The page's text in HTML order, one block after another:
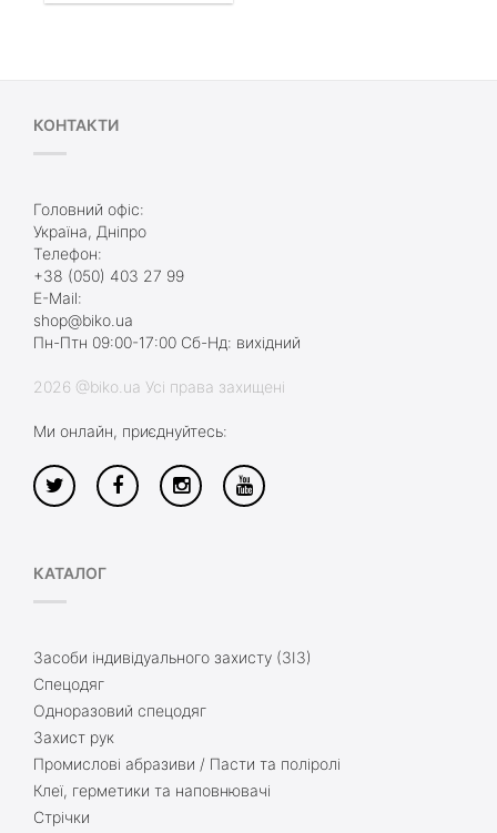
КОНТАКТИ
Головний офіс:
Україна, Дніпро
Телефон:
+38 (050) 403 27 99
E-Mail:
shop@biko.ua
Пн-Птн 09:00-17:00 Сб-Нд: вихідний
2026 @biko.ua Усі права захищені
Ми онлайн, приєднуйтесь:
КАТАЛОГ
Засоби індивідуального захисту (ЗІЗ)
Спецодяг
Одноразовий спецодяг
Захист рук
Промислові абразиви / Пасти та поліролі
Клеї, герметики та наповнювачі
Стрічки